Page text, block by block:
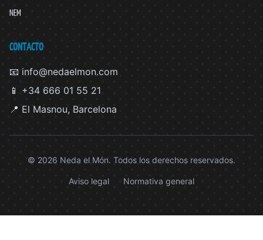
NEM
CONTACTO
📧 info@nedaelmon.com
📱 +34 666 01 55 21
📍 El Masnou, Barcelona
© 2026 Neda el Món. Todos los derechos reservados.
Aviso legal Normativa general